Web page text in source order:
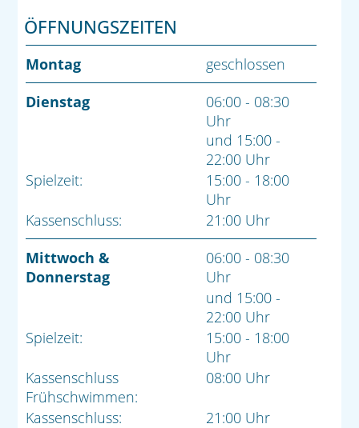
ÖFFNUNGSZEITEN
Montag
geschlossen
Dienstag
06:00 - 08:30
Uhr
und 15:00 -
22:00 Uhr
Spielzeit:
15:00 - 18:00
Uhr
Kassenschluss:
21:00 Uhr
Mittwoch &
Donnerstag
06:00 - 08:30
Uhr
und 15:00 -
22:00 Uhr
Spielzeit:
15:00 - 18:00
Uhr
Kassenschluss
Frühschwimmen:
08:00 Uhr
Kassenschluss:
21:00 Uhr